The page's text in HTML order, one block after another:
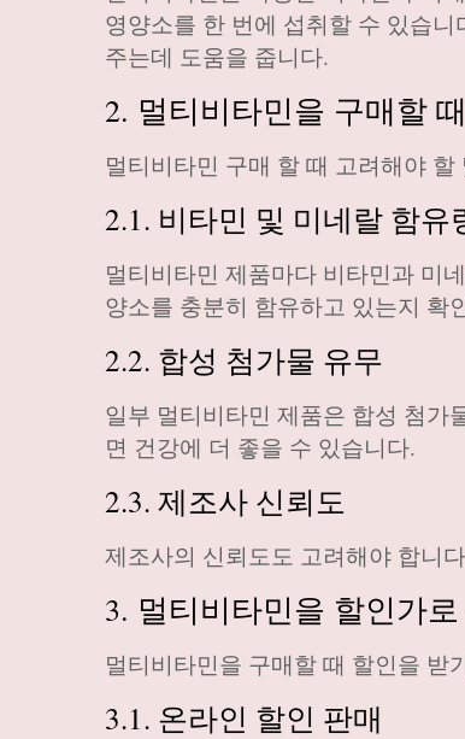
영양소를 한 번에 섭취할 수 있습
주는데 도움을 줍니다.
2. 멀티비타민을 구매할
멀티비타민 구매 할 때 고려해야
2.1. 비타민 및 미네랄 함유
멀티비타민 제품마다 비타민과 미
양소를 충분히 함유하고 있는지 확
2.2. 합성 첨가물 유무
일부 멀티비타민 제품은 합성 첨가
면 건강에 더 좋을 수 있습니다.
2.3. 제조사 신뢰도
제조사의 신뢰도도 고려해야 합니
3. 멀티비타민을 할인가
멀티비타민을 구매할 때 할인을 받
3.1. 온라인 할인 판매